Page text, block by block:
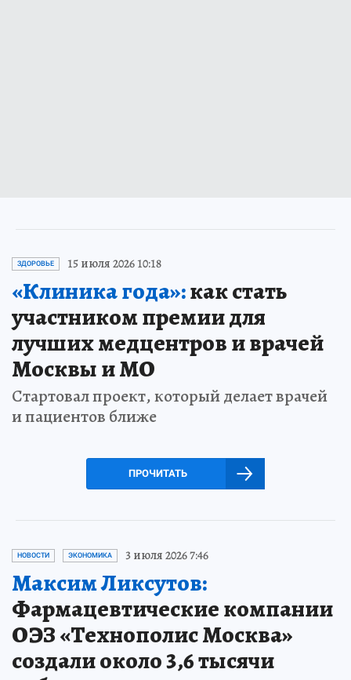
ЗДОРОВЬЕ 15 июля 2026 10:18
«Клиника года»:как стать
участником премии для
лучших медцентров и врачей
Москвы и МО
Стартовал проект, который делает врачей
и пациентов ближе
ПРОЧИТАТЬ
НОВОСТИ ЭКОНОМИКА 3 июля 2026 7:46
Максим Ликсутов:
Фармацевтические компании
ОЭЗ «Технополис Москва»
создали около 3,6 тысячи